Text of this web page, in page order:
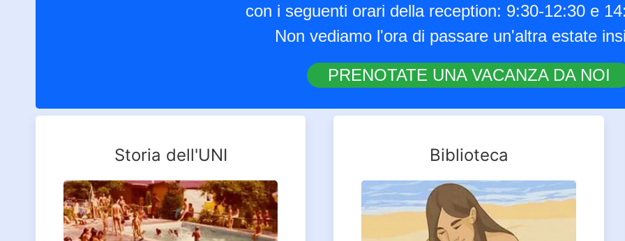
con i seguenti orari della reception: 9:30-12:30 e
Non vediamo l'ora di passare un'altra estate
PRENOTATE UNA VACANZA DA NOI
Storia dell'UNI Biblioteca